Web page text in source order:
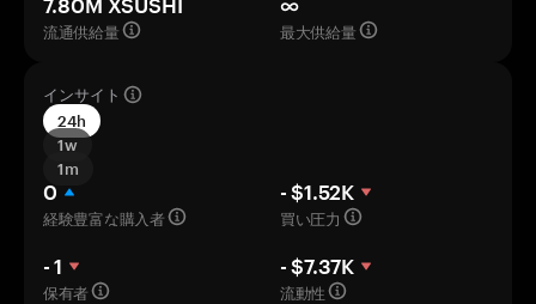
7.80M XSUSHI
流通供給量
∞
最大供給量
インサイト
24h
1w
1m
0
経験豊富な購入者
- $1.52K
買い圧力
- 1
保有者
- $7.37K
流動性